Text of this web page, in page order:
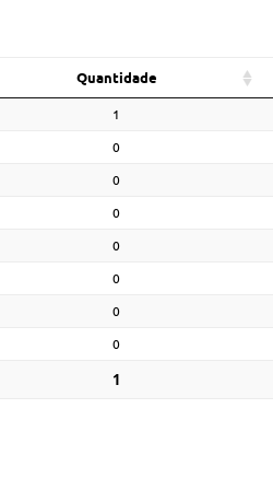
Quantidade
1
0
0
0
0
0
0
0
1